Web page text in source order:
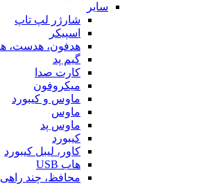
سایر
شارژر لپ تاپ
اسپیکر
هدفون، هدست،
گیم پد
کارت صدا
میکروفون
ماوس و کیبورد
ماوس
ماوس پد
کیبورد
کاور، لیبل کیبورد
هاب USB
محافظ، چند